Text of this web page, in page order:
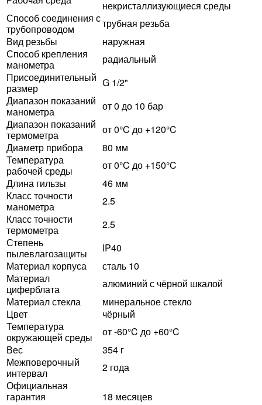
некристаллизующиеся среды
Способ соединения с
трубопроводом
трубная резьба
Вид резьбы
наружная
Способ крепления
манометра
радиальный
Присоединительный
размер
G 1/2"
Диапазон показаний
манометра
от 0 до 10 бар
Диапазон показаний
термометра
от 0°C до +120°C
Диаметр прибора
80 мм
Температура
рабочей среды
от 0°C до +150°C
Длина гильзы
46 мм
Класс точности
манометра
2.5
Класс точности
термометра
2.5
Степень
пылевлагозащиты
IP40
Материал корпуса
сталь 10
Материал
циферблата
алюминий с чёрной шкалой
Материал стекла
минеральное стекло
Цвет
чёрный
Температура
окружающей среды
от -60°C до +60°C
Вес
354 г
Межповерочный
интервал
2 года
Официальная
гарантия
18 месяцев